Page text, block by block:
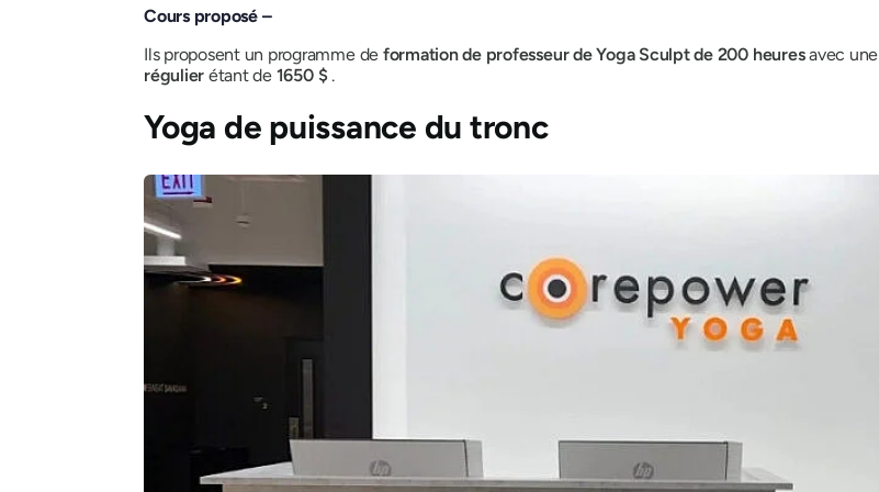
Cours proposé –
Ils proposent un programme de formation de professeur de Yoga Sculpt de 200 heuresavec une
régulier étant de 1650 $.
Yoga de puissance du tronc